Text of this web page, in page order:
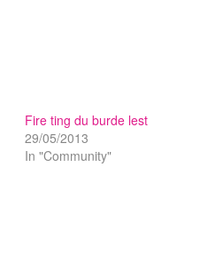
Fire ting du burde lest
29/05/2013
In "Community"